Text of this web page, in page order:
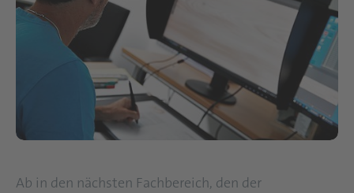
Ab in den nächsten Fachbereich, den der